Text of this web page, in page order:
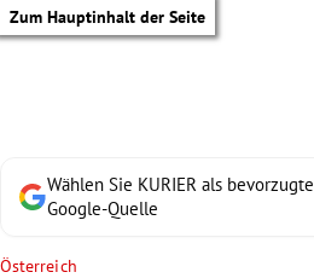
Zum Hauptinhalt der Seite
Wählen Sie KURIER als bevorzugte
Google-Quelle
Österreich